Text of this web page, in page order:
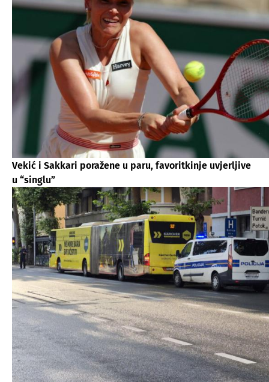
Vekić i Sakkari poražene u paru, favoritkinje uvjerljive
u “singlu”